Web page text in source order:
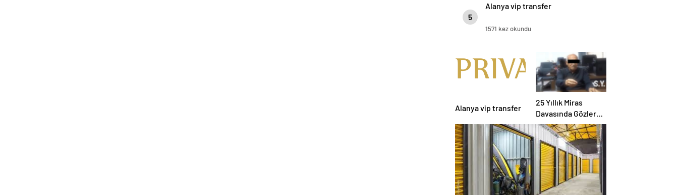
5
Alanya vip transfer
1571 kez okundu
Alanya vip transfer
25 Yıllık Miras
Davasında Gözler
Temmuz Ayındaki
Karar Duruşmasına
Çevrildi